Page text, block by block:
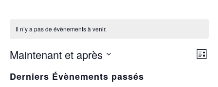
Il n’y a pas de évènements à venir.
List
Maintenant et après
une
Derniers Évènements passés